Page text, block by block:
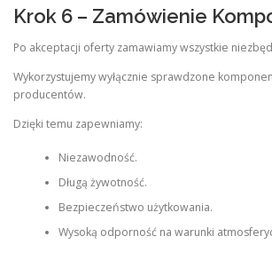
Krok 6 – Zamówienie
Po akceptacji oferty zamawiamy wszystkie
Wykorzystujemy wyłącznie sprawdzone
producentów.
Dzięki temu zapewniamy:
Niezawodność.
Długą żywotność.
Bezpieczeństwo użytkowania.
Wysoką odporność na warunki